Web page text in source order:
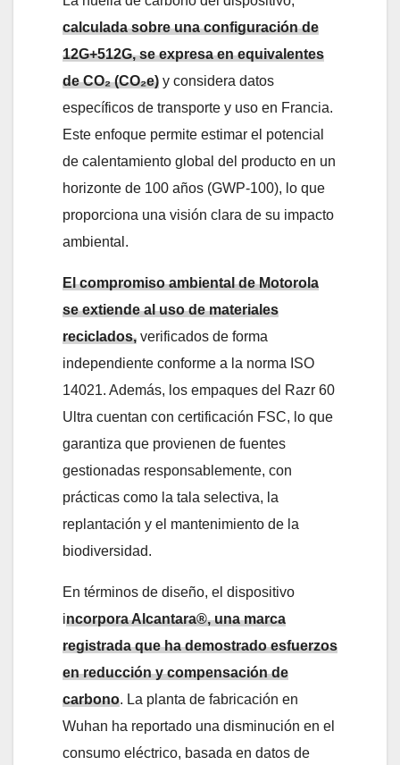
calculada sobre una configuración de
12G+512G, se expresa en equivalentes
de CO₂ (CO₂e) y considera datos
específicos de transporte y uso en Francia.
Este enfoque permite estimar el potencial
de calentamiento global del producto en un
horizonte de 100 años (GWP-100), lo que
proporciona una visión clara de su impacto
ambiental.
El compromiso ambiental de Motorola
se extiende al uso de materiales
reciclados, verificados de forma
independiente conforme a la norma ISO
14021. Además, los empaques del Razr 60
Ultra cuentan con certificación FSC, lo que
garantiza que provienen de fuentes
gestionadas responsablemente, con
prácticas como la tala selectiva, la
replantación y el mantenimiento de la
biodiversidad.
En términos de diseño, el dispositivo
incorpora Alcantara®, una marca
registrada que ha demostrado esfuerzos
en reducción y compensación de
carbono. La planta de fabricación en
Wuhan ha reportado una disminución en el
consumo eléctrico, basada en datos de